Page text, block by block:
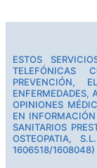
ESTOS
TELEFÓNICAS
PREVENCIÓN,
ENFERMEDADES,
OPINIONES
EN
SANITARIOS
OSTEOPATIA,
1606518/1608048)